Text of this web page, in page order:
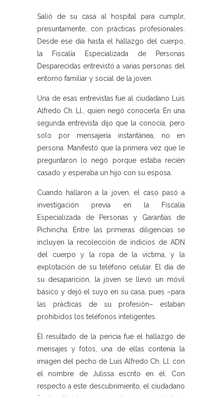
Salió de su casa al hospital para cumplir,
presuntamente, con prácticas profesionales.
Desde ese día hasta el hallazgo del cuerpo,
la Fiscalía Especializada de Personas
Desparecidas entrevistó a varias personas del
entorno familiar y social de la joven.
Una de esas entrevistas fue al ciudadano Luis
Alfredo Ch. Ll., quien negó conocerla. En una
segunda entrevista dijo que la conocía, pero
solo por mensajería instantánea, no en
persona. Manifestó que la primera vez que le
preguntaron lo negó porque estaba recién
casado y esperaba un hijo con su esposa.
Cuando hallaron a la joven, el caso pasó a
investigación previa en la Fiscalía
Especializada de Personas y Garantías de
Pichincha. Entre las primeras diligencias se
incluyen la recolección de indicios de ADN
del cuerpo y la ropa de la víctima, y la
explotación de su teléfono celular. El día de
su desaparición, la joven se llevó un móvil
básico y dejó el suyo en su casa, pues –para
las prácticas de su profesión– estaban
prohibidos los teléfonos inteligentes.
El resultado de la pericia fue el hallazgo de
mensajes y fotos, una de ellas contenía la
imagen del pecho de Luis Alfredo Ch. Ll. con
el nombre de Julissa escrito en él. Con
respecto a este descubrimiento, el ciudadano